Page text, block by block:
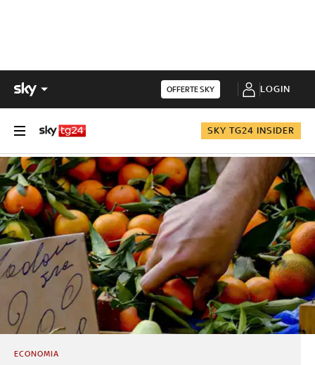
OFFERTE SKY LOGIN
SKY TG24 INSIDER
ECONOMIA